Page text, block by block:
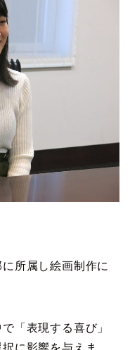
所属し絵画制作に
「表現する喜び」